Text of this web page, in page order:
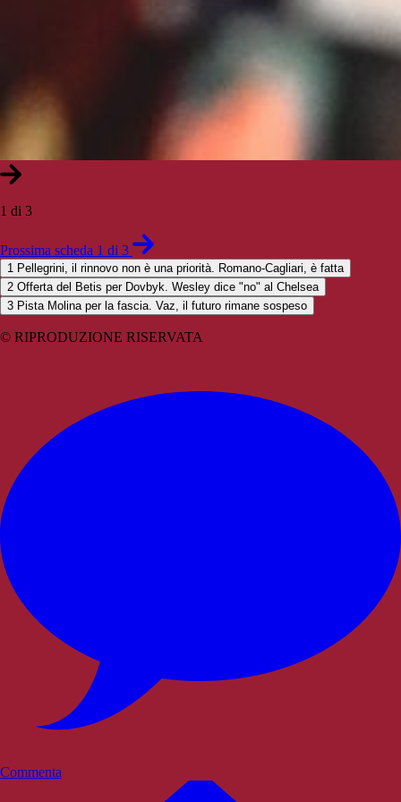
1 di 3
Prossima scheda 1 di 3
1 Pellegrini, il rinnovo non è una priorità. Romano-Cagliari, è fatta
2 Offerta del Betis per Dovbyk. Wesley dice "no" al Chelsea
3 Pista Molina per la fascia. Vaz, il futuro rimane sospeso
© RIPRODUZIONE RISERVATA
Commenta